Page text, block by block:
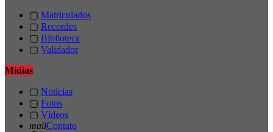
▢ Matriculados
▢ Recordes
▢ Biblioteca
▢ Validador
Mídias
▢ Notícias
▢ Fotos
▢ Vídeos
mailContato